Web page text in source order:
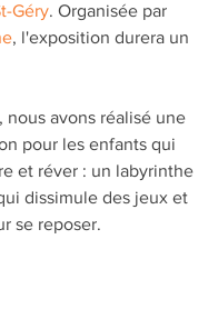
Géry. Organisée par
, l'exposition durera un
nous avons réalisé une
pour les enfants qui
et réver : un labyrinthe
dissimule des jeux et
se reposer.